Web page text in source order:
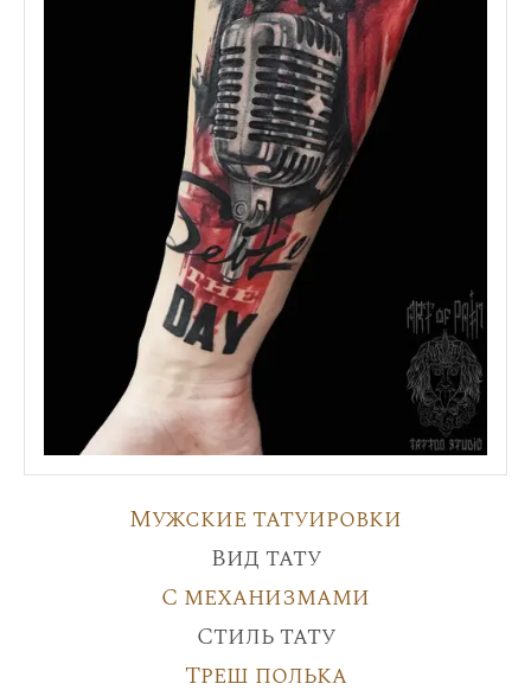
Мужские татуировки
Вид тату
С механизмами
Стиль тату
Треш полька